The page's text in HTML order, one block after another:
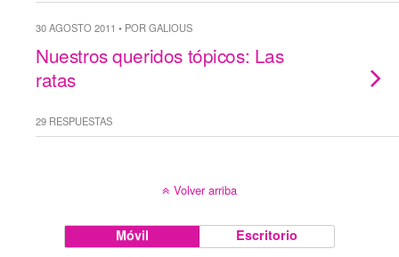
30 AGOSTO 2011 • POR GALIOUS
Nuestros queridos tópicos: Las
ratas
29 RESPUESTAS
Volver arriba
Móvil Escritorio